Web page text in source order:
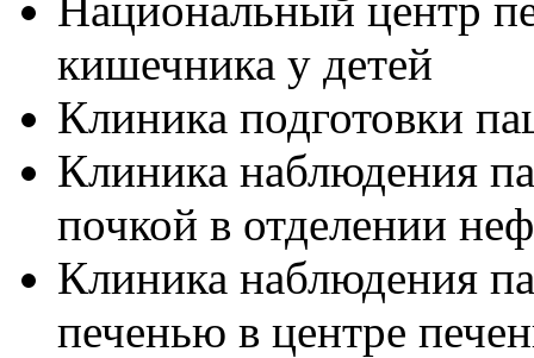
кишечника у детей
Клиника подготовки
Клиника наблюдения
почкой в отделении
Клиника наблюдения
печенью в центре